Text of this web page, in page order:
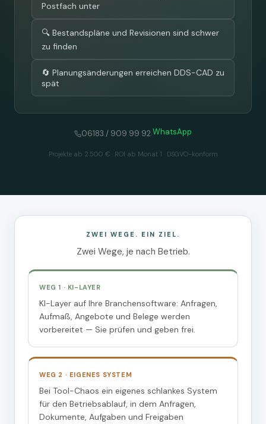
Postfach unter
🔍 Bestandspläne und Revisionen sind schwer
zu finden
🔄 Planungsänderungen erreichen DDS-CAD zu
spät
06183 / 909 99 92·WhatsApp
Projekte ab 2.500 € · ROI ab Monat 1 · DSGVO-konform
ZWEI WEGE. EIN ZIEL.
Zwei Wege, je nach Betrieb.
WEG 1 · KI-LAYER
KI-Layer auf Ihre Branchensoftware: Anfragen,
Aufmaß, Angebote und Belege werden
vorbereitet — Sie prüfen und geben frei.
WEG 2 · EIGENES SYSTEM
Bei Tool-Chaos ein eigenes schlankes System
für den Betriebsablauf, in dem Anfragen,
Dokumente, Aufgaben und Freigaben